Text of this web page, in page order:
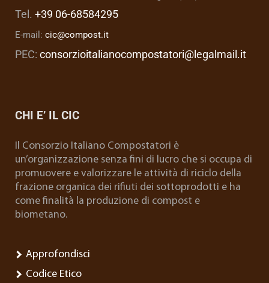
Tel. +39 06-68584295
E-mail: cic@compost.it
PEC: consorzioitalianocompostatori@legalmail.it
CHI E’ IL CIC
Il Consorzio Italiano Compostatori è
un’organizzazione senza fini di lucro che si occupa di
promuovere e valorizzare le attività di riciclo della
frazione organica dei rifiuti dei sottoprodotti e ha
come finalità la produzione di compost e
biometano.
Approfondisci
Codice Etico